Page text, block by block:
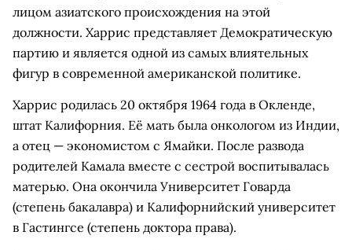
лицом азиатского происхождения на этой
должности. Харрис представляет Демократическую
партию и является одной из самых влиятельных
фигур в современной американской политике.
Харрис родилась 20 октября 1964 года в Окленде,
штат Калифорния. Её мать была онкологом из Индии,
а отец — экономистом с Ямайки. После развода
родителей Камала вместе с сестрой воспитывалась
матерью. Она окончила Университет Говарда
(степень бакалавра) и Калифорнийский университет
в Гастингсе (степень доктора права).